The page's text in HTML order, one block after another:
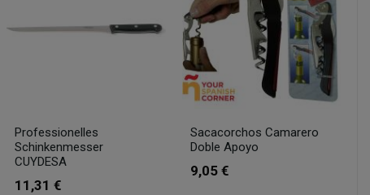
Professionelles
Schinkenmesser
CUYDESA
11,31 €
Sacacorchos Camarero
Doble Apoyo
9,05 €